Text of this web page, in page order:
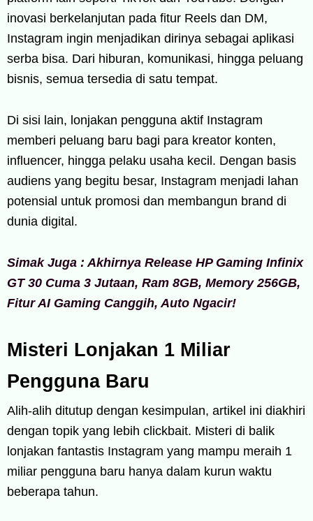
inovasi berkelanjutan pada fitur Reels dan DM,
Instagram ingin menjadikan dirinya sebagai aplikasi
serba bisa. Dari hiburan, komunikasi, hingga peluang
bisnis, semua tersedia di satu tempat.
Di sisi lain, lonjakan pengguna aktif Instagram
memberi peluang baru bagi para kreator konten,
influencer, hingga pelaku usaha kecil. Dengan basis
audiens yang begitu besar, Instagram menjadi lahan
potensial untuk promosi dan membangun brand di
dunia digital.
Simak Juga : Akhirnya Release HP Gaming Infinix
GT 30 Cuma 3 Jutaan, Ram 8GB, Memory 256GB,
Fitur AI Gaming Canggih, Auto Ngacir!
Misteri Lonjakan 1 Miliar
Pengguna Baru
Alih-alih ditutup dengan kesimpulan, artikel ini diakhiri
dengan topik yang lebih clickbait. Misteri di balik
lonjakan fantastis Instagram yang mampu meraih 1
miliar pengguna baru hanya dalam kurun waktu
beberapa tahun.